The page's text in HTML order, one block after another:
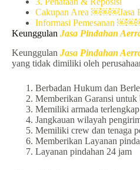
Cakupan Area ￼￼￼Jasa
Informasi Pemesanan
Keunggulan Jasa Pindahan
Keunggulan Jasa Pindahan
yang tidak dimiliki oleh
Berbadan Hukum dan
Memberikan Garansi untuk
Memiliki armada
Jangkauan wilayah
Memiliki crew dan tenaga
Memberikan Layanan
Layanan pindahan 24 jam